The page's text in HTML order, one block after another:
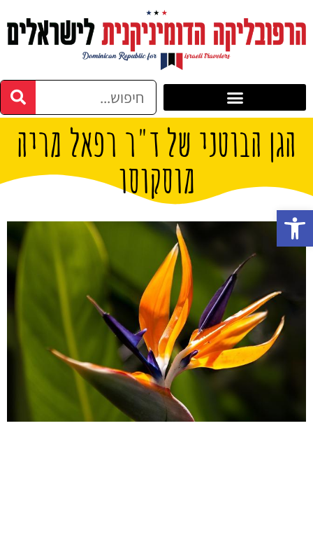
הגן הבוטני של ד"ר רפאל מריה
מוסקוסו
פתח סרגל נגישות